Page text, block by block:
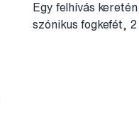
Egy felhívás
szónikus fogkefét,